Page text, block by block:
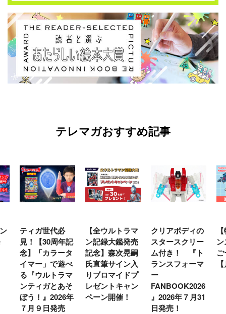
テレマガおすすめ記事
ティガ世代必
見！【30周年記
念】「カラータ
イマー」で遊べ
る『ウルトラマ
ンティガとあそ
ぼう！』2026年
７月９日発売
【全ウルトラマ
ン記録大鑑発売
記念】森次晃嗣
氏直筆サイン入
りブロマイドプ
レゼントキャン
ペーン開催！
クリアボディの
スタースクリー
ム付き！ 『ト
ランスフォーマ
ー
FANBOOK2026
』2026年７月31
日発売！